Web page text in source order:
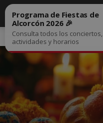
Inicio Comercios y negocios
Programa de Fiestas de
Alcorcón 2026 🎉
Consulta todos los conciertos,
actividades y horarios